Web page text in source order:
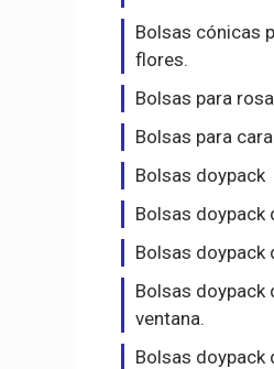
Bolsas cónicas
flores.
Bolsas para
Bolsas para
Bolsas doypack
Bolsas doypack
Bolsas doypack
Bolsas doypack
ventana.
Bolsas doypack